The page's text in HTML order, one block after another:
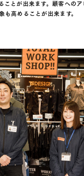
ことが出来ます。顧客への
も高めることが出来ます。